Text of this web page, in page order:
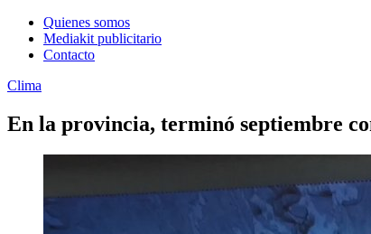
Quienes somos
Mediakit publicitario
Contacto
Clima
En la provincia, terminó septiembre